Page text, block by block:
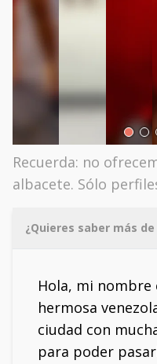
Recuerda: no
albacete. Sólo
¿Quieres saber más de
Hola, mi nombre
hermosa
ciudad con
para poder